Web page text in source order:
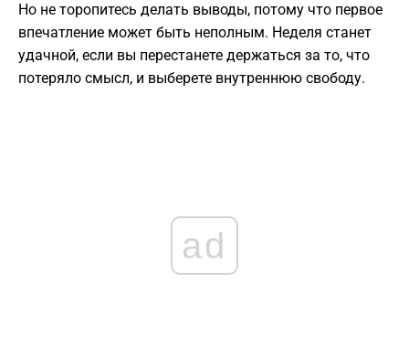
Но не торопитесь делать выводы, потому что первое
впечатление может быть неполным. Неделя станет
удачной, если вы перестанете держаться за то, что
потеряло смысл, и выберете внутреннюю свободу.
ad